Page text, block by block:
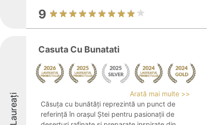
9
Laureați
Casuta Cu Bunatati
Arată mai multe >>
Căsuța cu bunătăți reprezintă un punct de
referință în orașul Ștei pentru pasionații de